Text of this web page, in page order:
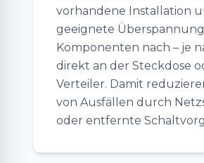
vorhandene Installation
geeignete
Komponenten nach – je
direkt an der Steckdose
Verteiler. Damit
von Ausfällen durch
oder entfernte